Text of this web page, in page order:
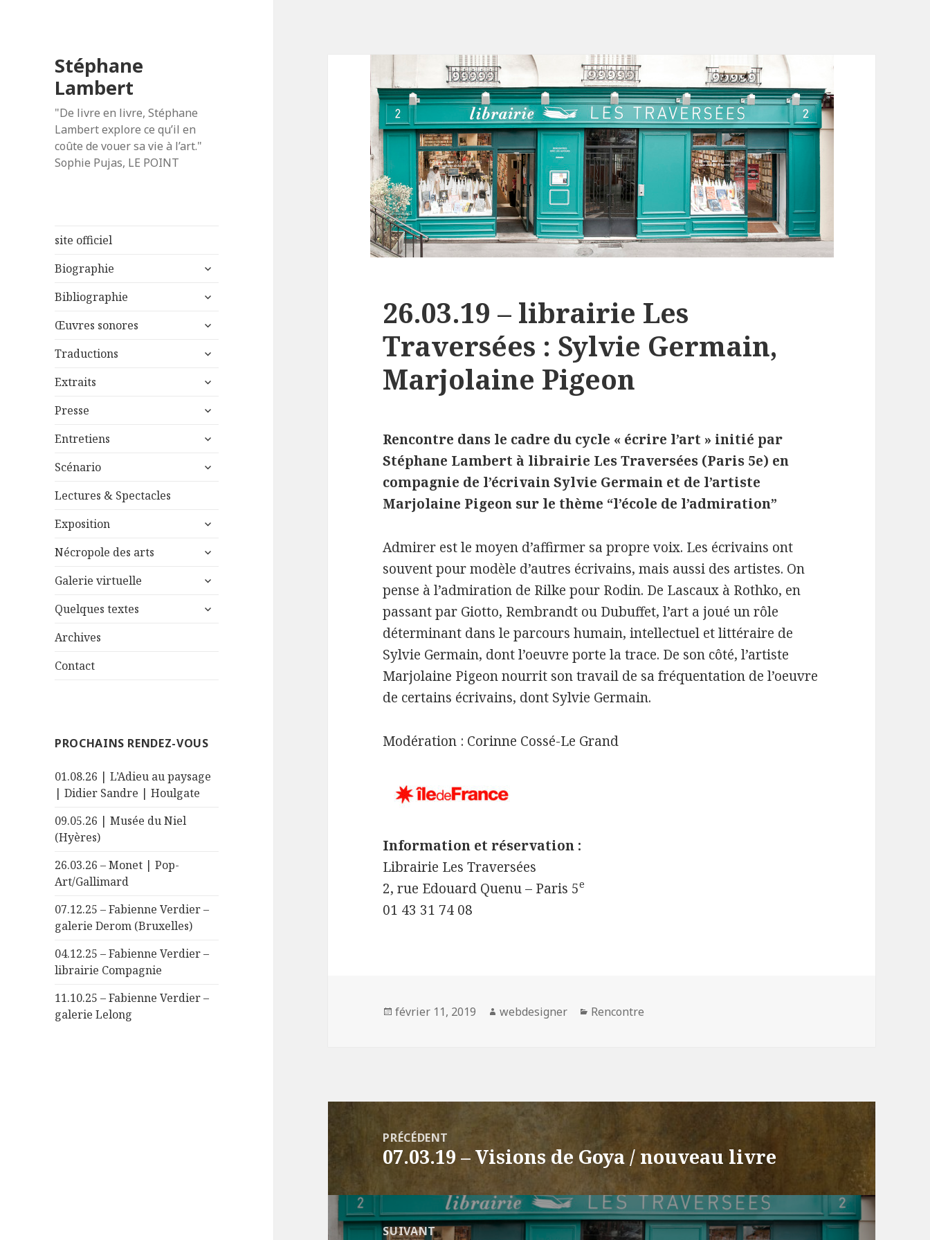
Stéphane
Lambert
"De livre en livre, Stéphane
Lambert explore ce qu’il en
coûte de vouer sa vie à l’art."
Sophie Pujas, LE POINT
site officiel
Biographie
ouvrir
sous-
Bibliographie
ouvrir
sous-
Œuvres sonores
ouvrir
sous-
Traductions
ouvrir
sous-
Extraits
ouvrir
sous-
Presse
ouvrir
sous-
Entretiens
ouvrir
sous-
Scénario
ouvrir
Lectures & Spectacles
Exposition
ouvrir
sous-
Nécropole des arts
ouvrir
sous-
Galerie virtuelle
ouvrir
sous-
Quelques textes
ouvrir
Archives
Contact
PROCHAINS RENDEZ-VOUS
01.08.26 | L’Adieu au paysage
| Didier Sandre | Houlgate
09.05.26 | Musée du Niel
(Hyères)
26.03.26 – Monet | Pop-
Art/Gallimard
07.12.25 – Fabienne Verdier –
galerie Derom (Bruxelles)
04.12.25 – Fabienne Verdier –
librairie Compagnie
11.10.25 – Fabienne Verdier –
galerie Lelong
26.03.19 – librairie Les
Traversées : Sylvie Germain,
Marjolaine Pigeon
Rencontre dans le cadre du cycle « écrire l’art » initié par
Stéphane Lambert à librairie Les Traversées (Paris 5e) en
compagnie de l’écrivain Sylvie Germain et de l’artiste
Marjolaine Pigeon sur le thème “l’école de l’admiration”
Admirer est le moyen d’affirmer sa propre voix. Les écrivains ont
souvent pour modèle d’autres écrivains, mais aussi des artistes. On
pense à l’admiration de Rilke pour Rodin. De Lascaux à Rothko, en
passant par Giotto, Rembrandt ou Dubuffet, l’art a joué un rôle
déterminant dans le parcours humain, intellectuel et littéraire de
Sylvie Germain, dont l’oeuvre porte la trace. De son côté, l’artiste
Marjolaine Pigeon nourrit son travail de sa fréquentation de l’oeuvre
de certains écrivains, dont Sylvie Germain.
Modération : Corinne Cossé-Le Grand
Information et réservation :
Librairie Les Traversées
2, rue Edouard Quenu – Paris 5e
01 43 31 74 08
Publié
février 11, 2019 Auteur
webdesigner Catégories
Rencontre
Navigation
l’article
PRÉCÉDENT
Article
précédent :
07.03.19 – Visions de Goya / nouveau livre
SUIVANT